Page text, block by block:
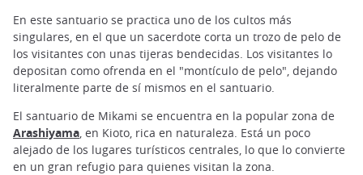
En este santuario se practica uno de los cultos más
singulares, en el que un sacerdote corta un trozo de pelo de
los visitantes con unas tijeras bendecidas. Los visitantes lo
depositan como ofrenda en el "montículo de pelo", dejando
literalmente parte de sí mismos en el santuario.
El santuario de Mikami se encuentra en la popular zona de
Arashiyama, en Kioto, rica en naturaleza. Está un poco
alejado de los lugares turísticos centrales, lo que lo convierte
en un gran refugio para quienes visitan la zona.